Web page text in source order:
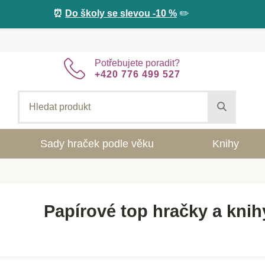
⏰ Do školy se slevou -10 % ✏️
Potřebujete poradit?
+420 776 499 527
Sady hraček podle věku Knihy
Papírové top hračky a